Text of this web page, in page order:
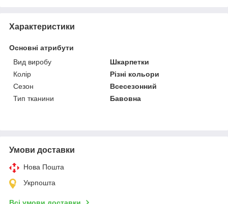
Характеристики
Основні атрибути
Вид виробу
Шкарпетки
Колір
Різні кольори
Сезон
Всесезонний
Тип тканини
Бавовна
Умови доставки
Нова Пошта
Укрпошта
Всі умови доставки